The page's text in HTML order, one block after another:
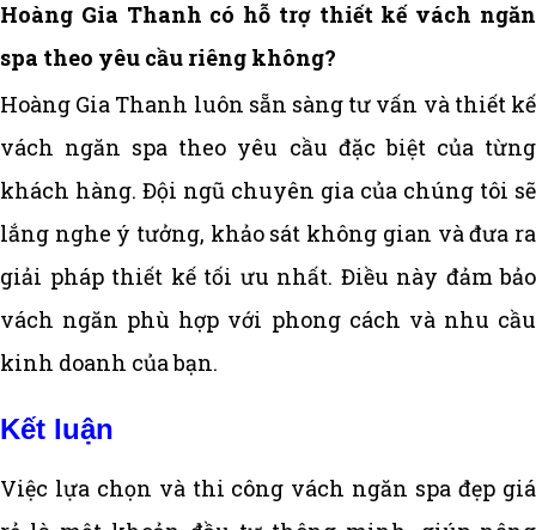
Hoàng Gia Thanh có hỗ trợ thiết kế vách ngăn
spa theo yêu cầu riêng không?
Hoàng Gia Thanh luôn sẵn sàng tư vấn và thiết kế
vách ngăn spa theo yêu cầu đặc biệt của từng
khách hàng. Đội ngũ chuyên gia của chúng tôi sẽ
lắng nghe ý tưởng, khảo sát không gian và đưa ra
giải pháp thiết kế tối ưu nhất. Điều này đảm bảo
vách ngăn phù hợp với phong cách và nhu cầu
kinh doanh của bạn.
Kết luận
Việc lựa chọn và thi công vách ngăn spa đẹp giá